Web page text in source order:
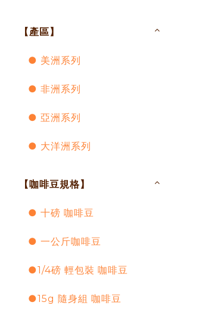
【產區】
● 美洲系列
● 非洲系列
● 亞洲系列
● 大洋洲系列
【咖啡豆規格】
● 十磅 咖啡豆
● 一公斤咖啡豆
●1/4磅 輕包裝 咖啡豆
●15g 隨身組 咖啡豆